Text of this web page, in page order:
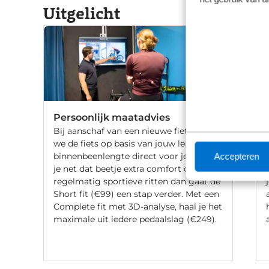
Accepteren
Uitgelicht
Persoonlijk maatadvies
Bij aanschaf van een nieuwe fiets stellen
we de fiets op basis van jouw lengte en
binnenbeenlengte direct voor je af. Wil
je net dat beetje extra comfort of fiets je
regelmatig sportieve ritten dan gaat de
Short fit (€99) een stap verder. Met een
Complete fit met 3D-analyse, haal je het
maximale uit iedere pedaalslag (€249).